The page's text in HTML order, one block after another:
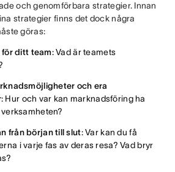
och genomförbara strategier. Innan
strategier finns det dock några
göras:
för ditt team: Vad är teamets
och era
: Hur och var kan marknadsföring ha
från början till slut: Var kan du få
i varje fas av deras resa? Vad bryr